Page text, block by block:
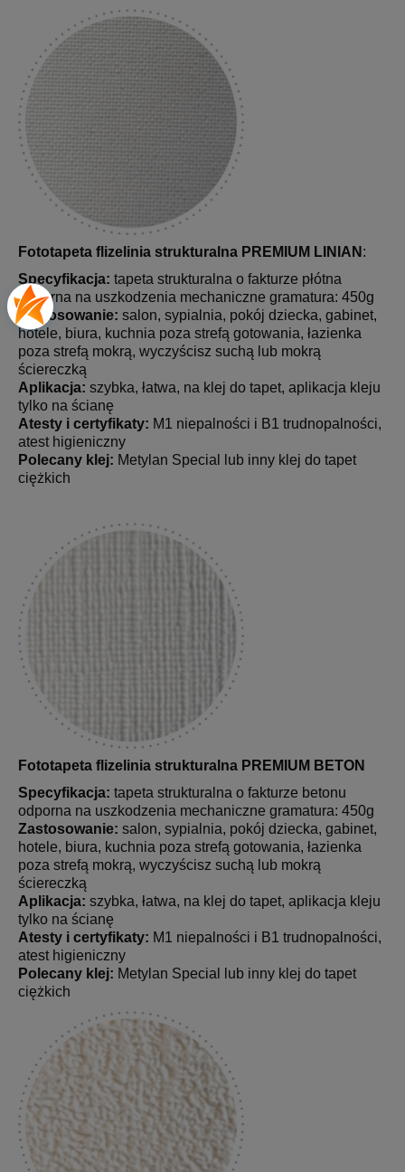
Fototapeta flizelinia strukturalna PREMIUM LINIAN :
Specyfikacja: tapeta strukturalna o fakturze płótna
odporna na uszkodzenia mechaniczne gramatura: 450g
Zastosowanie: salon, sypialnia, pokój dziecka, gabinet,
hotele, biura, kuchnia poza strefą gotowania, łazienka
poza strefą mokrą, wyczyścisz suchą lub mokrą
ściereczką
Aplikacja: szybka, łatwa, na klej do tapet, aplikacja kleju
tylko na ścianę
Atesty i certyfikaty: M1 niepalności i B1 trudnopalności,
atest higieniczny
Polecany klej: Metylan Special lub inny klej do tapet
ciężkich
Fototapeta flizelinia strukturalna PREMIUM BETON
Specyfikacja: tapeta strukturalna o fakturze betonu
odporna na uszkodzenia mechaniczne gramatura: 450g
Zastosowanie: salon, sypialnia, pokój dziecka, gabinet,
hotele, biura, kuchnia poza strefą gotowania, łazienka
poza strefą mokrą, wyczyścisz suchą lub mokrą
ściereczką
Aplikacja: szybka, łatwa, na klej do tapet, aplikacja kleju
tylko na ścianę
Atesty i certyfikaty: M1 niepalności i B1 trudnopalności,
atest higieniczny
Polecany klej: Metylan Special lub inny klej do tapet
ciężkich